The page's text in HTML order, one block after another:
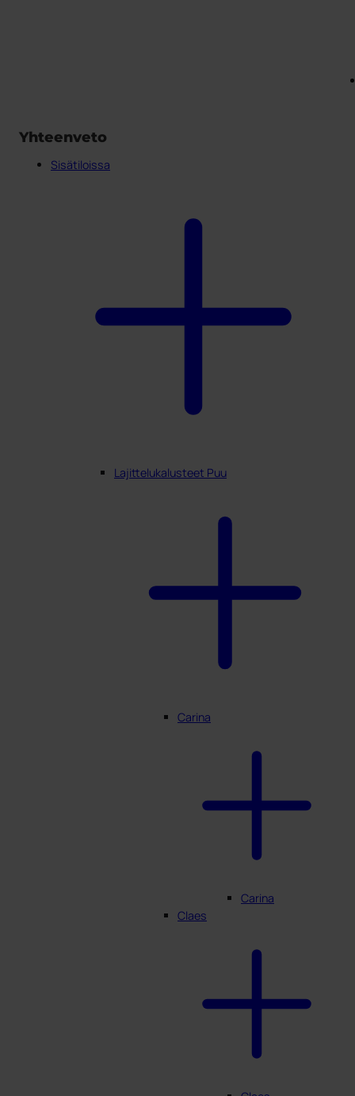
Yhteenveto
Sisätiloissa
Lajittelukalusteet Puu
Carina
Carina
Claes